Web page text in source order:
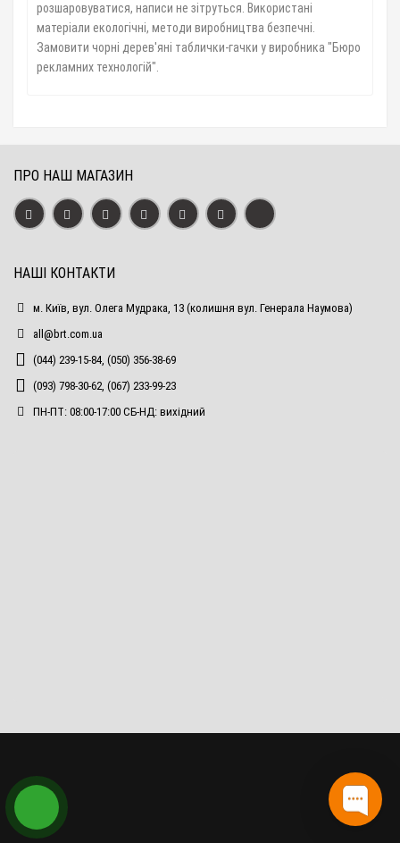
розшаровуватися, написи не зітруться. Використані
матеріали екологічні, методи виробництва безпечні.
Замовити чорні дерев'яні таблички-гачки у виробника "Бюро
рекламних технологій".
ПРО НАШ МАГАЗИН
НАШІ КОНТАКТИ
м. Київ, вул. Олега Мудрака, 13 (колишня вул. Генерала Наумова)
all@brt.com.ua
(044) 239-15-84, (050) 356-38-69
(093) 798-30-62, (067) 233-99-23
ПН-ПТ: 08:00-17:00 СБ-НД: вихідний